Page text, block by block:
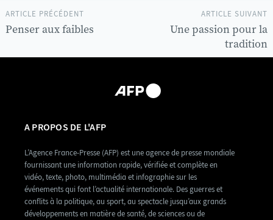
ARTICLE SUIVANT
Une passion pour la
tradition
ARTICLE PRÉCÉDENT
Penser aux faibles
A PROPOS DE L'AFP
L’Agence France-Presse (AFP) est une agence de presse mondiale
fournissant une information rapide, vérifiée et complète en
vidéo, texte, photo, multimédia et infographie sur les
événements qui font l’actualité internationale. Des guerres et
conflits à la politique, au sport, au spectacle jusqu’aux grands
développements en matière de santé, de sciences ou de